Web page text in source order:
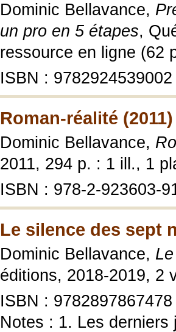
Dominic Bellavance,
un pro en 5 étapes,
ressource en ligne (62
ISBN :
Roman-réalité (2011)
Dominic Bellavance,
2011, 294 p. : 1 ill., 1
ISBN : 978-2-923603-
Le silence des sept
Dominic Bellavance,
éditions, 2018-2019, 2
ISBN :
Notes : 1. Les derniers